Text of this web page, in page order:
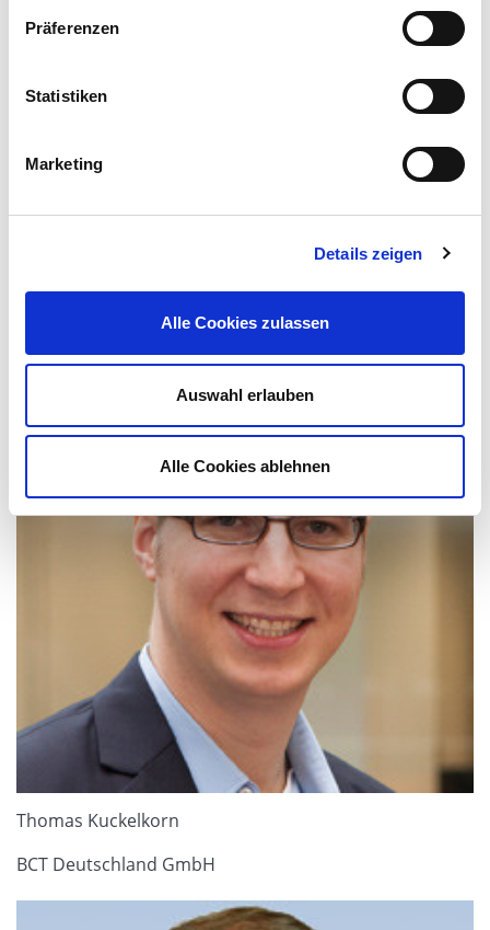
Präferenzen
Statistiken
Marketing
Details zeigen
Alle Cookies zulassen
Auswahl erlauben
Alle Cookies ablehnen
IBM Deutschland GBS GmbH
Thomas Kuckelkorn
BCT Deutschland GmbH